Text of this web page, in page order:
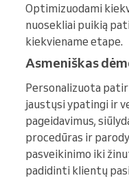
Optimizuodami
nuosekliai puikią
kiekviename etape.
Asmeniškas
Personalizuota
jaustųsi ypatingi ir
pageidavimus,
procedūras ir
pasveikinimo iki
padidinti klientų